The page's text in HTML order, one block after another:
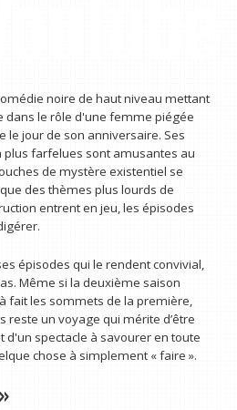
noire de haut niveau mettant
dans le rôle d'une femme piégée
le jour de son anniversaire. Ses
plus farfelues sont amusantes au
de mystère existentiel se
des thèmes plus lourds de
entrent en jeu, les épisodes
épisodes qui le rendent convivial,
Même si la deuxième saison
fait les sommets de la première,
reste un voyage qui mérite d’être
d'un spectacle à savourer en toute
chose à simplement « faire ».